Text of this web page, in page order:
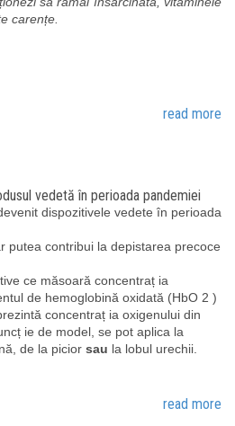
carențe.
read more
vedetă în perioada pandemiei
dispozitivele vedete în perioada
putea contribui la depistarea precoce
ce măsoară concentraț ia
de hemoglobină oxidată (HbO 2 )
concentraț ia oxigenului din
ie de model, se pot aplica la
de la picior sau la lobul urechii.
read more